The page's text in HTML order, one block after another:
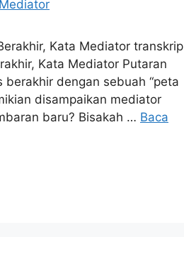
Kata Mediator transkrip
Kata Mediator Putaran
dengan sebuah “peta
disampaikan mediator
baru? Bisakah … Baca